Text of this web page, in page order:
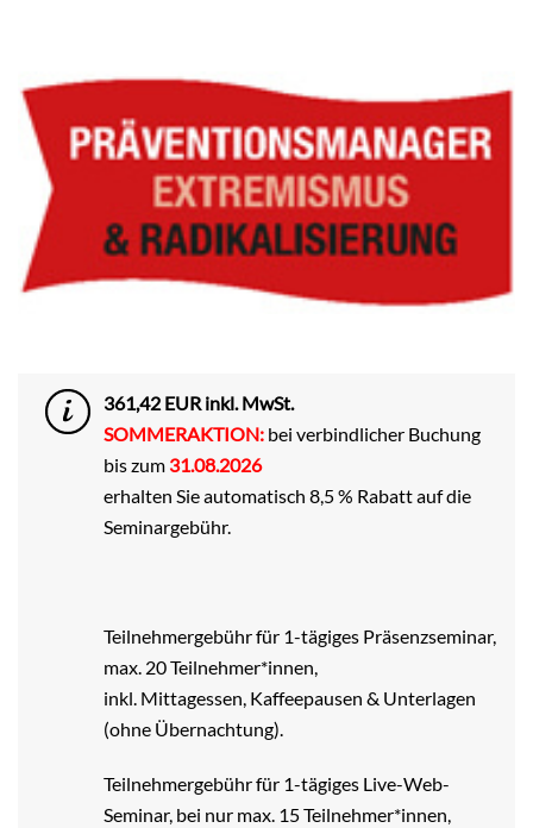
361,42 EUR inkl. MwSt.
SOMMERAKTION: bei verbindlicher Buchung
bis zum 31.08.2026
erhalten Sie automatisch 8,5 % Rabatt auf die
Seminargebühr.
Teilnehmergebühr für 1-tägiges Präsenzseminar,
max. 20 Teilnehmer*innen,
inkl. Mittagessen, Kaffeepausen & Unterlagen
(ohne Übernachtung).
Teilnehmergebühr für 1-tägiges Live-Web-
Seminar, bei nur max. 15 Teilnehmer*innen,